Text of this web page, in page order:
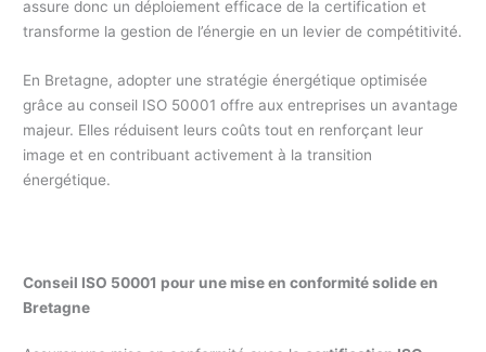
assure donc un déploiement efficace de la certification et
transforme la gestion de l’énergie en un levier de compétitivité.
En Bretagne, adopter une stratégie énergétique optimisée
grâce au conseil ISO 50001 offre aux entreprises un avantage
majeur. Elles réduisent leurs coûts tout en renforçant leur
image et en contribuant activement à la transition
énergétique.
Conseil ISO 50001 pour une mise en conformité solide en
Bretagne